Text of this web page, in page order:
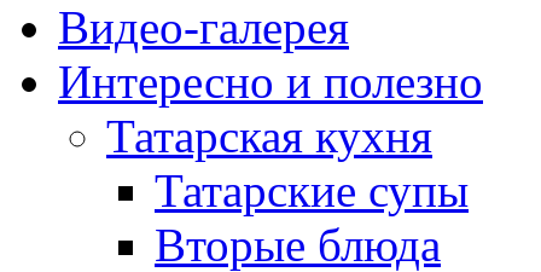
Видео-галерея
Интересно и полезно
Татарская кухня
Татарские супы
Вторые блюда